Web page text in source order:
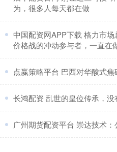
为，很多人每天都在做
中国配资网APP下载 格力市
价格战的冲动参与者，一直在
点赢策略平台 巴西对华酸式
长鸿配资 乱世的皇位传承，
广州期货配资平台 崇达技术